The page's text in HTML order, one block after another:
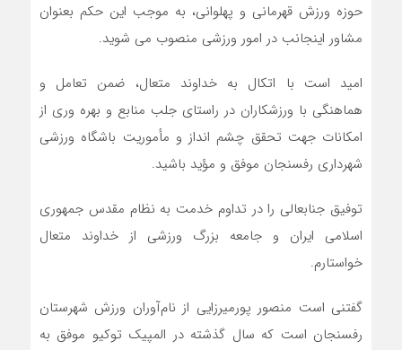
حوزه ورزش قهرمانی و پهلوانی، به موجب این حکم بعنوان
مشاور اینجانب در امور ورزشی منصوب می شوید.
امید است با اتکال به خداوند متعال، ضمن تعامل و
هماهنگی با ورزشکاران در راستای جلب منابع و بهره وری از
امکانات جهت تحقق چشم انداز و مأموریت باشگاه ورزشی
شهرداری رفسنجان موفق و مؤید باشید.
توفیق جنابعالی را در تداوم خدمت به نظام مقدس جمهوری
اسلامی ایران و جامعه بزرگ ورزشی از خداوند متعال
خواستارم.
گفتنی است منصور پورمیرزایی از نام‌آوران ورزش شهرستان
رفسنجان است که سال گذشته در المپیک توکیو موفق به